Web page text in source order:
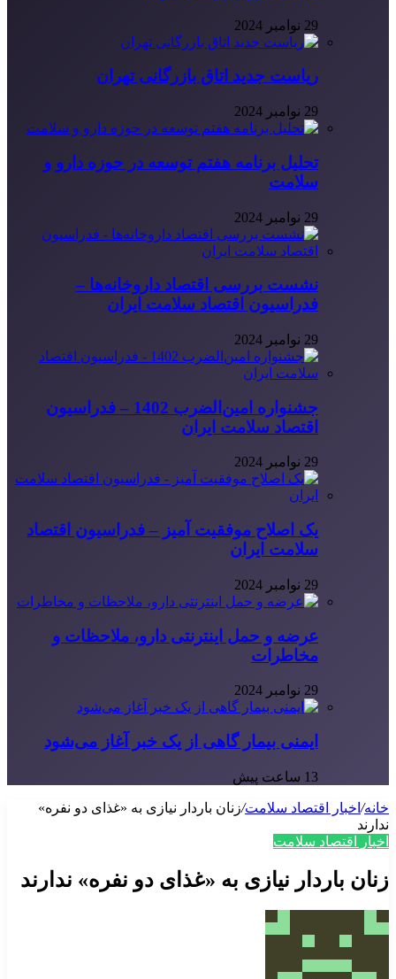
29 نوامبر 2024
ریاست جدید اتاق بازرگانی تهران
29 نوامبر 2024
تحلیل برنامه هفتم توسعه در حوزه دارو و
سلامت
29 نوامبر 2024
نشست بررسی اقتصاد داروخانه‌ها –
فدراسیون اقتصاد سلامت ایران
29 نوامبر 2024
جشنواره امین‌الضرب 1402 – فدراسیون
اقتصاد سلامت ایران
29 نوامبر 2024
یک اصلاح موفقیت آمیز – فدراسیون اقتصاد
سلامت ایران
29 نوامبر 2024
عرضه و حمل اینترنتی دارو، ملاحظات و
مخاطرات
29 نوامبر 2024
ایمنی بیمار گاهی از یک خبر آغاز می‌شود
13 ساعت پیش
خانه/ اخبار اقتصاد سلامت/زنان باردار نیازی به «غذای دو نفره»
ندارند
اخبار اقتصاد سلامت
زنان باردار نیازی به «غذای دو نفره» ندارند